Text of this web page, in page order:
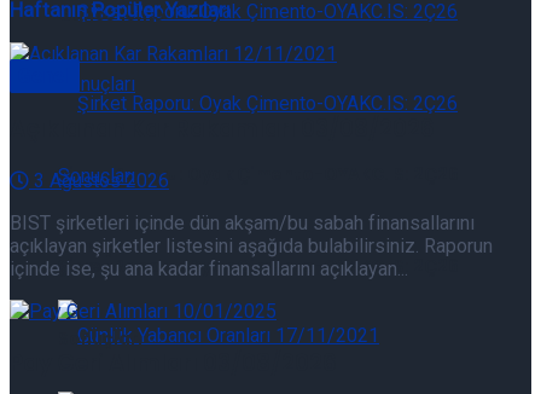
Şirket Raporu: Oyak Çimento-OYAKC.IS: 2Ç26
Sonuçları
Güncelleme
Şirket Raporu: Oyak Çimento-OYAKC.IS: 2Ç26
Sonuçları
Haftanın Popüler Yazıları
3 Ağustos 2026
BIST şirketleri içinde dün akşam/bu sabah finansallarını
açıklayan şirketler listesini aşağıda bulabilirsiniz. Raporun
içinde ise, şu ana kadar finansallarını açıklayan...